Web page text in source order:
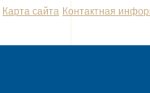
Карта сайта Контактная